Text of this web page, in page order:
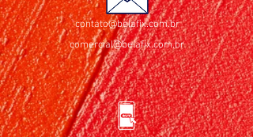
contato@belafix.com.br
comercial@belafix.com.br